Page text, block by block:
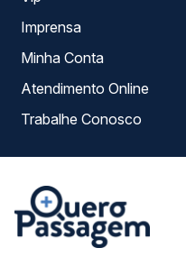
Imprensa
Minha Conta
Atendimento Online
Trabalhe Conosco